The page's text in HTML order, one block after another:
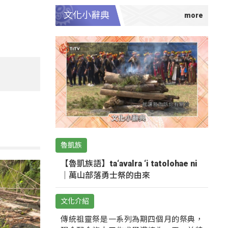
文化小辭典
魯凱族
【魯凱族語】ta‘avalra ‘i tatolohae ni
｜萬山部落勇士祭的由來
文化介紹
傳統祖靈祭是一系列為期四個月的祭典，